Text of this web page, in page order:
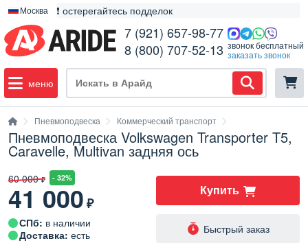
Москва ❗ остерегайтесь подделок
7 (921) 657-98-77
8 (800) 707-52-13 звонок бесплатный
заказать звонок
меню
Пневмоподвеска Коммерческий транспорт
Пневмоподвеска Volkswagen Transporter T5,
Caravelle, Multivan задняя ось
60 000 ₽ - 32%
41 000₽
Купить
Быстрый заказ
СПб: в наличии
Доставка: есть